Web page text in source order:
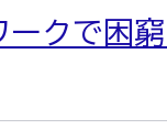
ークで困